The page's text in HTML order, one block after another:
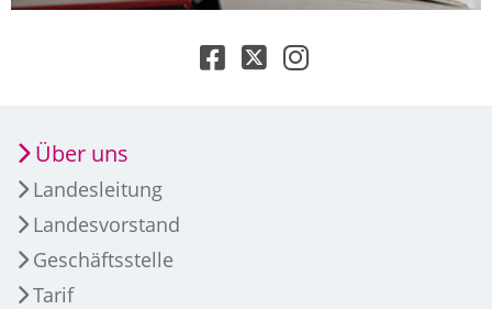
Über uns
Landesleitung
Landesvorstand
Geschäftsstelle
Tarif